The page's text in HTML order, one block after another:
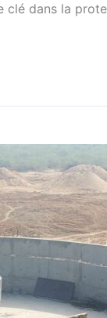
clé dans la